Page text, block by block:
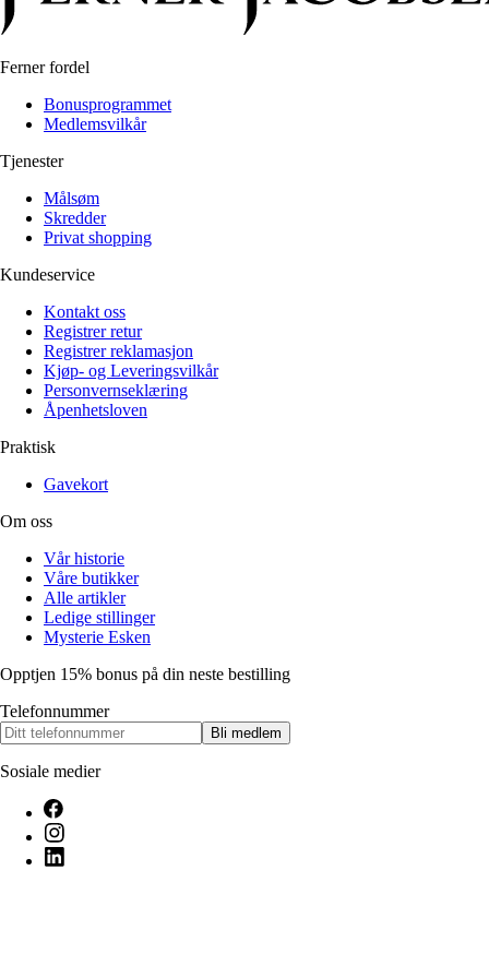
Informasjon
Tips og triks
Alle artikler
Informasjon
Tips og triks
Målsøm
Lukk
Ferner fordel
Bonusprogrammet
Medlemsvilkår
Tjenester
Målsøm
Skredder
Privat shopping
Kundeservice
Kontakt oss
Registrer retur
Registrer reklamasjon
Kjøp- og Leveringsvilkår
Personvernseklæring
Åpenhetsloven
Praktisk
Gavekort
Om oss
Vår historie
Våre butikker
Alle artikler
Ledige stillinger
Mysterie Esken
Opptjen 15% bonus på din neste bestilling
Telefonnummer
Bli medlem
Sosiale medier